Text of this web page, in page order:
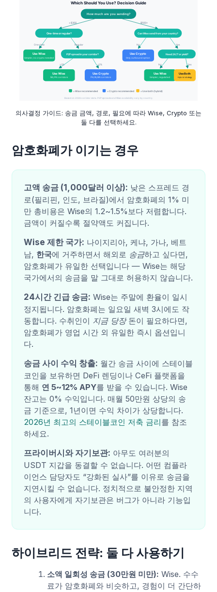
의사결정 가이드: 송금 금액, 경로, 필요에 따라 Wise, Crypto 또는
둘 다를 선택하세요.
암호화폐가 이기는 경우
고액 송금 (1,000달러 이상): 낮은 스프레드 경
로(필리핀, 인도, 브라질)에서 암호화폐의 1% 미
만 총비용은 Wise의 1.2~1.5%보다 저렴합니다.
금액이 커질수록 절약액도 커집니다.
Wise 제한 국가: 나이지리아, 케냐, 가나, 베트
남, 한국에 거주하면서 해외로 송금하고 싶다면,
암호화폐가 유일한 선택입니다 — Wise는 해당
국가에서의 송금을 말 그대로 허용하지 않습니다.
24시간 긴급 송금: Wise는 주말에 환율이 일시
정지됩니다. 암호화폐는 일요일 새벽 3시에도 작
동합니다. 수취인이 지금 당장돈이 필요하다면,
암호화폐가 영업 시간 외 유일한 즉시 옵션입니
다.
송금 사이 수익 창출: 월간 송금 사이에 스테이블
코인을 보유하면 DeFi 렌딩이나 CeFi 플랫폼을
통해 연 5~12% APY를 받을 수 있습니다. Wise
잔고는 0% 수익입니다. 매월 50만원 상당의 송
금 기준으로, 1년이면 수익 차이가 상당합니다.
2026년 최고의 스테이블코인 저축 금리를 참조
하세요.
프라이버시와 자기보관: 아무도 여러분의
USDT 지갑을 동결할 수 없습니다. 어떤 컴플라
이언스 담당자도 “강화된 실사”를 이유로 송금을
지연시킬 수 없습니다. 정치적으로 불안정한 지역
의 사용자에게 자기보관은 버그가 아니라 기능입
니다.
하이브리드 전략: 둘 다 사용하기
소액 일회성 송금 (30만원 미만): Wise. 수수
료가 암호화폐와 비슷하고, 경험이 더 간단하